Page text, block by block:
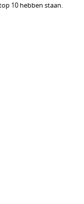
10 hebben staan.